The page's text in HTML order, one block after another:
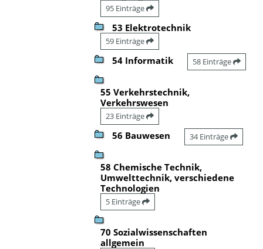
95 Einträge
53 Elektrotechnik
59 Einträge
54 Informatik 58 Einträge
55 Verkehrstechnik,
Verkehrswesen
23 Einträge
56 Bauwesen 34 Einträge
58 Chemische Technik,
Umwelttechnik, verschiedene
Technologien
5 Einträge
70 Sozialwissenschaften
allgemein